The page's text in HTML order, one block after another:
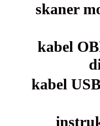
skaner
kabel
kabel